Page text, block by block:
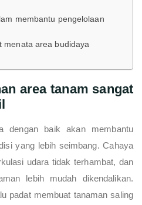
membantu pengelolaan
area budidaya
area tanam sangat
dengan baik akan membantu
yang lebih seimbang. Cahaya
udara tidak terhambat, dan
lebih mudah dikendalikan.
padat membuat tanaman saling